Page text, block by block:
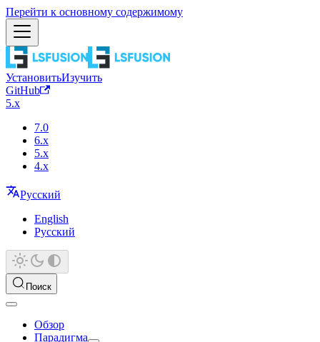
Перейти к основному содержимому
УстановитьИзучить
GitHub
5.x
7.0
6.x
5.x
4.x
Русский
English
Русский
Поиск
Обзор
Парадигма